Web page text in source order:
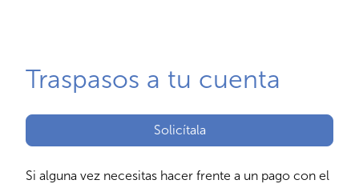
Traspasos a tu cuenta
Solicítala
Si alguna vez necesitas hacer frente a un pago con el